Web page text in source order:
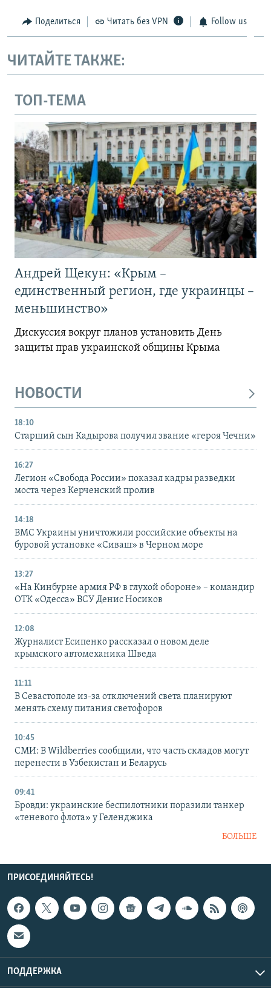
Поделиться Читать без VPN Follow us
ЧИТАЙТЕ ТАКЖЕ:
ТОП-ТЕМА
Андрей Щекун: «Крым –
единственный регион, где украинцы –
меньшинство»
Дискуссия вокруг планов установить День
защиты прав украинской общины Крыма
НОВОСТИ
18:10
Старший сын Кадырова получил звание «героя Чечни»
16:27
Легион «Свобода России» показал кадры разведки
моста через Керченский пролив
14:18
ВМС Украины уничтожили российские объекты на
буровой установке «Сиваш» в Черном море
13:27
«На Кинбурне армия РФ в глухой обороне» – командир
ОТК «Одесса» ВСУ Денис Носиков
12:08
Журналист Есипенко рассказал о новом деле
крымского автомеханика Шведа
11:11
В Севастополе из-за отключений света планируют
менять схему питания светофоров
10:45
СМИ: В Wildberries сообщили, что часть складов могут
перенести в Узбекистан и Беларусь
09:41
Бровди: украинские беспилотники поразили танкер
«теневого флота» у Геленджика
БОЛЬШЕ
ПРИСОЕДИНЯЙТЕСЬ!
ПОДДЕРЖКА